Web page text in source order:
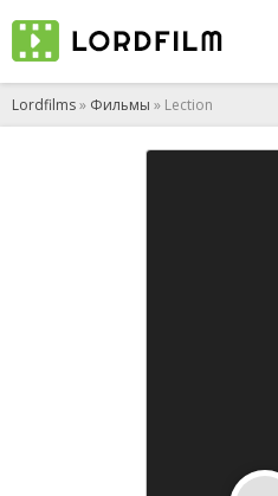
Lordfilms» Фильмы » Lection